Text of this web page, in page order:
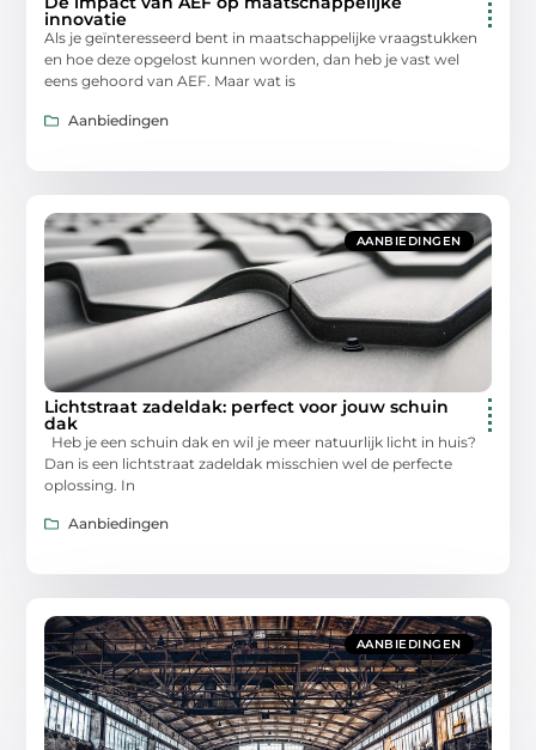
innovatie
Als je geïnteresseerd bent in maatschappelijke vraagstukken
en hoe deze opgelost kunnen worden, dan heb je vast wel
eens gehoord van AEF. Maar wat is
Aanbiedingen
AANBIEDINGEN
Lichtstraat zadeldak: perfect voor jouw schuin
dak
Heb je een schuin dak en wil je meer natuurlijk licht in huis?
Dan is een lichtstraat zadeldak misschien wel de perfecte
oplossing. In
Aanbiedingen
AANBIEDINGEN